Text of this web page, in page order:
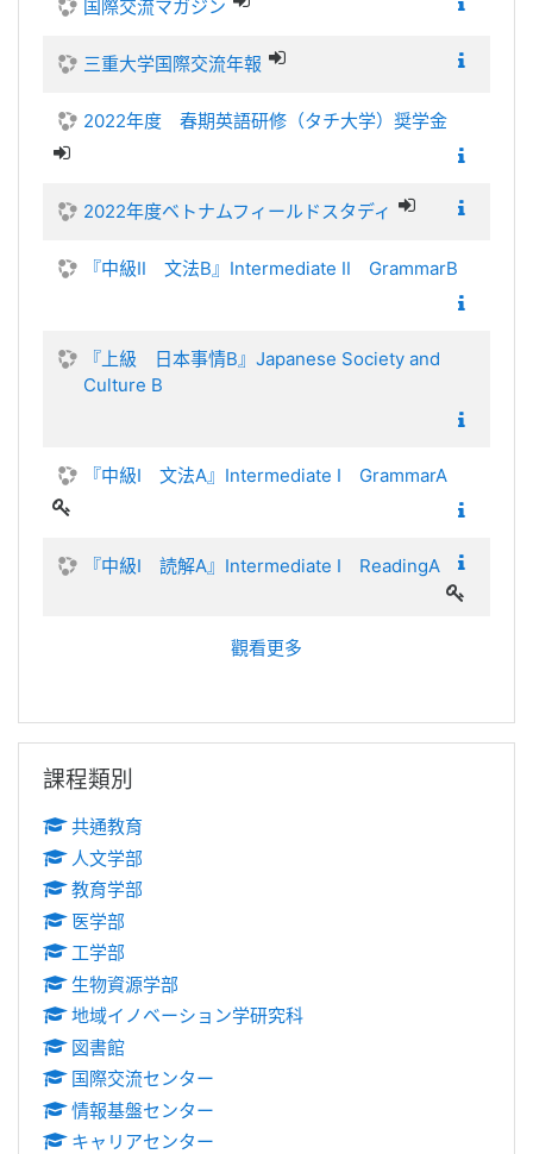
国際交流マガジン
三重大学国際交流年報
2022年度 春期英語研修（タチ大学）奨学金
2022年度ベトナムフィールドスタディ
『中級Ⅱ 文法B』Intermediate Ⅱ GrammarB
『上級 日本事情B』Japanese Society and
Culture B
『中級Ⅰ 文法A』Intermediate Ⅰ GrammarA
『中級Ⅰ 読解A』Intermediate Ⅰ ReadingA
觀看更多
課程類別
共通教育
人文学部
教育学部
医学部
工学部
生物資源学部
地域イノベーション学研究科
図書館
国際交流センター
情報基盤センター
キャリアセンター